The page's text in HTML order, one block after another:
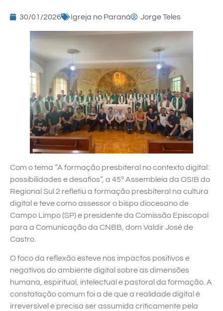
30/01/2026 Igreja no Paraná Jorge Teles
Com o tema “A formação presbiteral no contexto digital:
possibilidades e desafios”, a 45ª Assembleia da OSIB do
Regional Sul 2 refletiu a formação presbiteral na cultura
digital e teve como assessor o bispo diocesano de
Campo Limpo (SP) e presidente da Comissão Episcopal
para a Comunicação da CNBB, dom Valdir José de
Castro.
O foco da reflexão esteve nos impactos positivos e
negativos do ambiente digital sobre as dimensões
humana, espiritual, intelectual e pastoral da formação. A
constatação comum foi a de que a realidade digital é
irreversível e precisa ser assumida criticamente pela